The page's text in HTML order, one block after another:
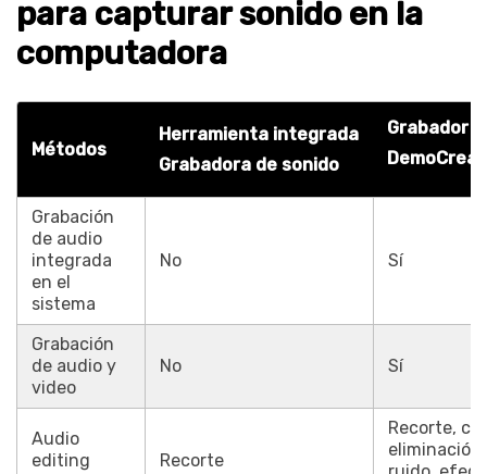
para capturar sonido en la
computadora
Métodos
Herramienta integrada
Grabadora de sonido
Grabador
Grabación
de audio
integrada
en el
sistema
No Sí
Grabación
de audio y
video
No Sí
Audio
editing
Recorte
Recorte,
eliminación